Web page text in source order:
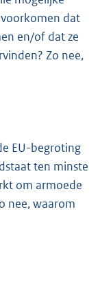
dat
en/of dat ze
Zo nee,
EU-begroting
ten minste
om armoede
nee, waarom